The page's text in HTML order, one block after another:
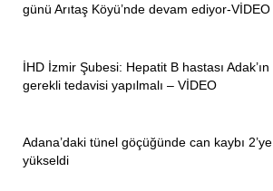
günü Arıtaş Köyü’nde devam ediyor-VİDEO
İHD İzmir Şubesi: Hepatit B hastası Adak’ın
gerekli tedavisi yapılmalı – VİDEO
Adana’daki tünel göçüğünde can kaybı 2’ye
yükseldi